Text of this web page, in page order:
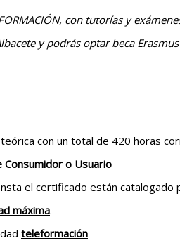
con tutorías y
y podrás optar beca
con un total de 420 horas
Consumidor o Usuario
el certificado están catalogado
máxima.
teleformación